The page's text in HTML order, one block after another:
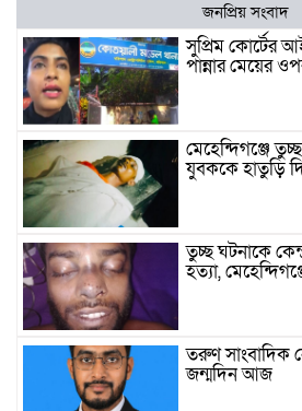
জনপ্রিয় সংবাদ
সুপ্রিম কোর্টের
পান্নার মেয়ের
মেহেন্দিগঞ্জে
যুবককে হাতুড়ি
তুচ্ছ ঘটনাকে
হত্যা,
তরুণ সাংবাদিক
জন্মদিন আজ